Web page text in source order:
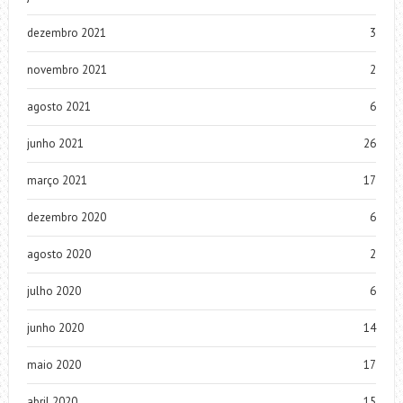
dezembro 2021 3
novembro 2021 2
agosto 2021 6
junho 2021 26
março 2021 17
dezembro 2020 6
agosto 2020 2
julho 2020 6
junho 2020 14
maio 2020 17